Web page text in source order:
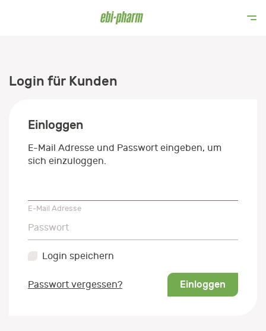
Login für Kunden
Einloggen
E-Mail Adresse und Passwort eingeben, um
sich einzuloggen.
E-Mail Adresse
Passwort
Passwort
Login speichern
Passwort vergessen? Einloggen